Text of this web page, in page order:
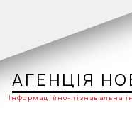
АГЕНЦІЯ
Інформаційно-пізнавальна